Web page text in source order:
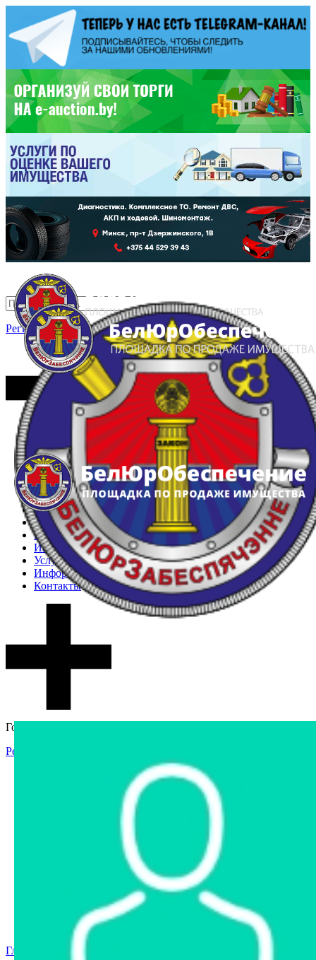
Регистрация Вход
Главная
Арестованное имущество
Реестр несостоявшихся торгов
Реестр переоценок
Частное имущество
Государственное имущество
Интернет-магазин
Интернет-витрина
Услуги
Информация
Контакты
Гостевой доступ
Регистрация
Интернет-магазин
Интернет-витрина
Арестованное имущество
Реестр несостоявшихся торгов
Реестр переоценок
Государственное имущество
Главная страница